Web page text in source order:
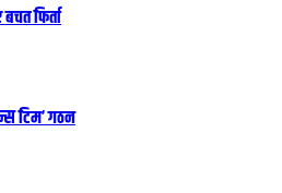
फिर्ता
टिम’ गठन